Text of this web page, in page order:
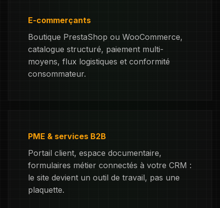
E-commerçants
Boutique PrestaShop ou WooCommerce,
catalogue structuré, paiement multi-
moyens, flux logistiques et conformité
consommateur.
PME & services B2B
Portail client, espace documentaire,
formulaires métier connectés à votre CRM :
le site devient un outil de travail, pas une
plaquette.